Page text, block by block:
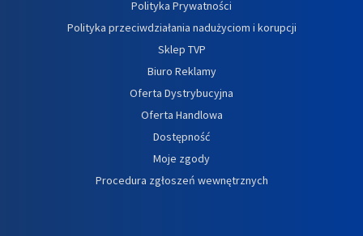
Polityka Prywatności
Polityka przeciwdziałania nadużyciom i korupcji
Sklep TVP
Biuro Reklamy
Oferta Dystrybucyjna
Oferta Handlowa
Dostępność
Moje zgody
Procedura zgłoszeń wewnętrznych